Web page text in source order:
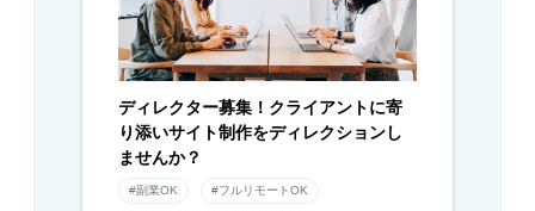
ディレクター募集！クライアントに寄
り添いサイト制作をディレクションし
ませんか？
#副業OK #フルリモートOK